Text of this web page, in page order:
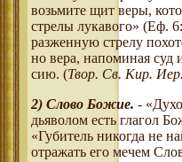
возьмите щит веры,
стрелы лукавого» (Еф.
разженную стрелу
но вера, напоминая суд
сию. (Твор. Св. Кир.
2)Слово Божие. -
дьяволом есть глагол
«Губитель никогда не
отражать его мечем